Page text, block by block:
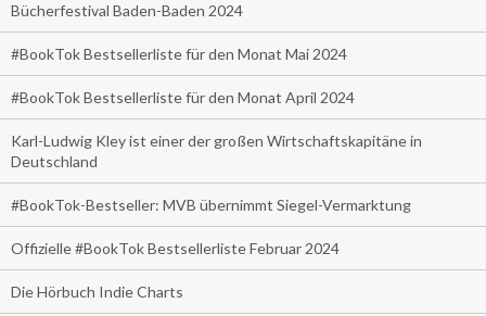
Bücherfestival Baden-Baden 2024
#BookTok Bestsellerliste für den Monat Mai 2024
#BookTok Bestsellerliste für den Monat April 2024
Karl-Ludwig Kley ist einer der großen Wirtschaftskapitäne in
Deutschland
#BookTok-Bestseller: MVB übernimmt Siegel-Vermarktung
Offizielle #BookTok Bestsellerliste Februar 2024
Die Hörbuch Indie Charts